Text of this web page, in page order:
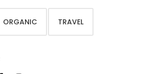
ORGANIC TRAVEL